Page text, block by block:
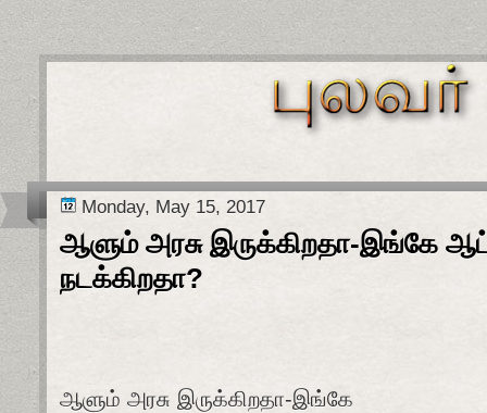
Monday, May 15, 2017
ஆளும் அரசு இருக்கிறதா-இங்கே
நடக்கிறதா?
ஆளும் அரசு இருக்கிறதா-இங்கே